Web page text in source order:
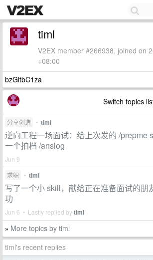
timl
V2EX member #266938, joined on
+08:00
bzGltbC1za
Switch topics
分享创造 • timl
逆向工程一场面试：给上次发的 /prepme
一个拍档 /anslog
Jun 9
求职
• timl
写了一个小 skill，献给正在准备面试的朋
功
Jun 6 • Lastly replied bytiml
» More topics by timl
timl's recent replies